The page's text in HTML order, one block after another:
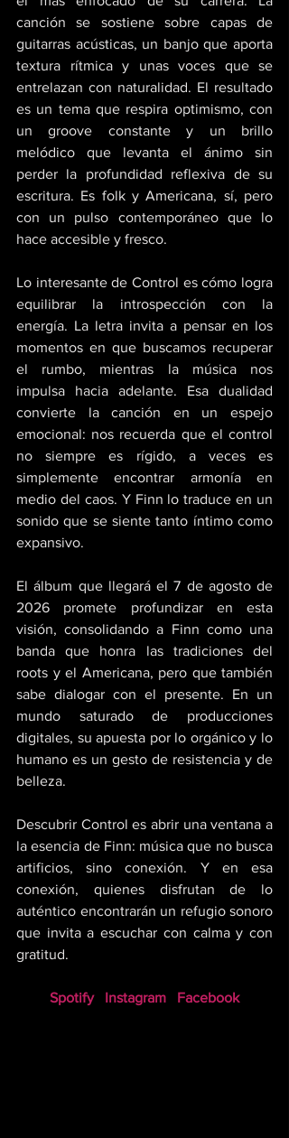
canción se sostiene sobre capas de
guitarras acústicas, un banjo que aporta
textura rítmica y unas voces que se
entrelazan con naturalidad. El resultado
es un tema que respira optimismo, con
un groove constante y un brillo
melódico que levanta el ánimo sin
perder la profundidad reflexiva de su
escritura. Es folk y Americana, sí, pero
con un pulso contemporáneo que lo
hace accesible y fresco.
Lo interesante de Control es cómo logra
equilibrar la introspección con la
energía. La letra invita a pensar en los
momentos en que buscamos recuperar
el rumbo, mientras la música nos
impulsa hacia adelante. Esa dualidad
convierte la canción en un espejo
emocional: nos recuerda que el control
no siempre es rígido, a veces es
simplemente encontrar armonía en
medio del caos. Y Finn lo traduce en un
sonido que se siente tanto íntimo como
expansivo.
El álbum que llegará el 7 de agosto de
2026 promete profundizar en esta
visión, consolidando a Finn como una
banda que honra las tradiciones del
roots y el Americana, pero que también
sabe dialogar con el presente. En un
mundo saturado de producciones
digitales, su apuesta por lo orgánico y lo
humano es un gesto de resistencia y de
belleza.
Descubrir Control es abrir una ventana a
la esencia de Finn: música que no busca
artificios, sino conexión. Y en esa
conexión, quienes disfrutan de lo
auténtico encontrarán un refugio sonoro
que invita a escuchar con calma y con
gratitud.
Spotify Instagram Facebook